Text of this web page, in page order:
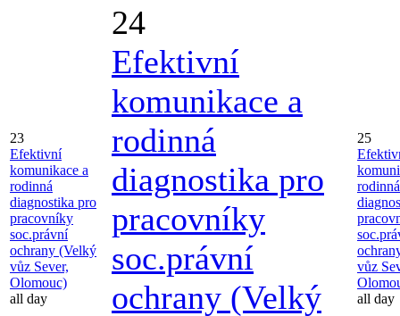
23
Efektivní
komunikace a
rodinná
diagnostika pro
pracovníky
soc.právní
ochrany (Velký
vůz Sever,
Olomouc)
all day
24
Efektivní
komunikace a
rodinná
diagnostika pro
pracovníky
soc.právní
ochrany (Velký
25
rodinná
vůz
all day